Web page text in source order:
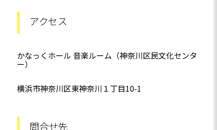
アクセス
かなっくホール 音楽ルーム（神奈川区民文化センタ
ー）
横浜市神奈川区東神奈川１丁目10-1
問合せ先